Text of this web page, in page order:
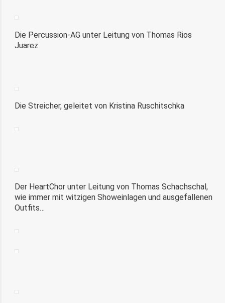
Die Percussion-AG unter Leitung von Thomas Rios
Juarez
Die Streicher, geleitet von Kristina Ruschitschka
Der HeartChor unter Leitung von Thomas Schachschal,
wie immer mit witzigen Showeinlagen und ausgefallenen
Outfits…